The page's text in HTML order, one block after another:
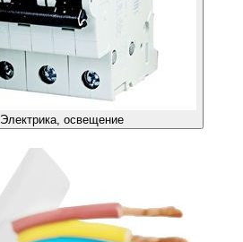
Электрика, освещение